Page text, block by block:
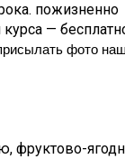
пожизненно
—
фото
фруктово-